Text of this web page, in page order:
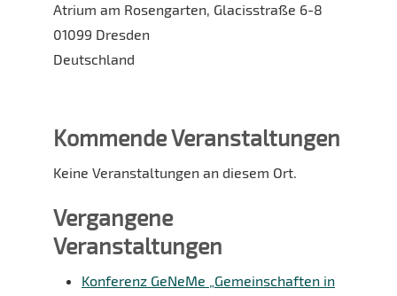
Atrium am Rosengarten, Glacisstraße 6-8
01099 Dresden
Deutschland
Kommende Veranstaltungen
Keine Veranstaltungen an diesem Ort.
Vergangene
Veranstaltungen
Konferenz GeNeMe „Gemeinschaften in